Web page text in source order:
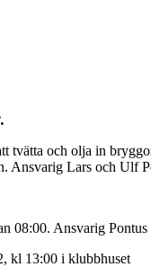
tvätta och olja in
Ansvarig Lars och Ulf
08:00. Ansvarig Pontus
kl 13:00 i klubbhuset